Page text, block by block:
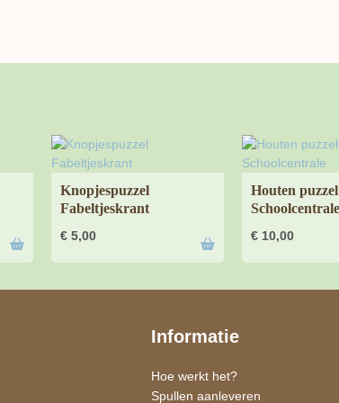
Knopjespuzzel
Fabeltjeskrant
€ 5,00
Houten
Schoolcentrale
€ 10,00
Informatie
Hoe werkt het?
Spullen aanleveren